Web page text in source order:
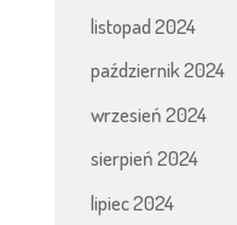
listopad 2024
październik 2024
wrzesień 2024
sierpień 2024
lipiec 2024